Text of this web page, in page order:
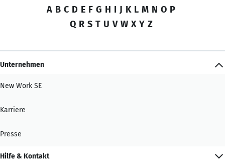
A B C D E F G H I J K L M N O P
Q R S T U V W X Y Z
Unternehmen
New Work SE
Karriere
Presse
Hilfe & Kontakt